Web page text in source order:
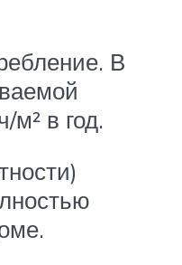
В
м² в год.